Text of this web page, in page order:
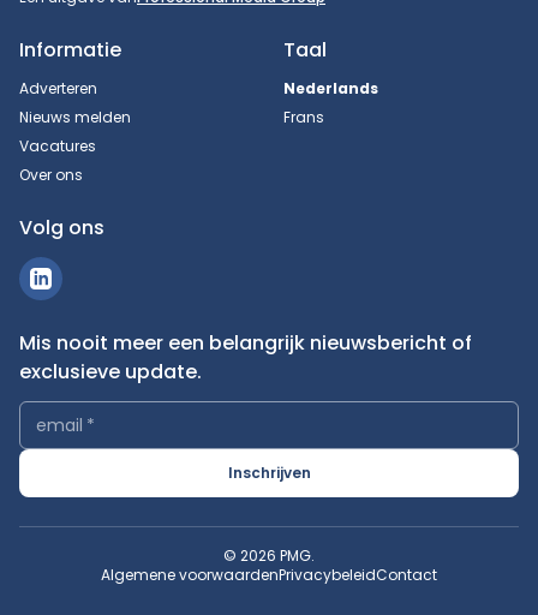
Informatie
Adverteren
Nieuws melden
Vacatures
Over ons
Taal
Nederlands
Frans
Volg ons
Mis nooit meer een belangrijk nieuwsbericht of
exclusieve update.
email *
Inschrijven
© 2026 PMG.
Algemene voorwaardenPrivacybeleidContact